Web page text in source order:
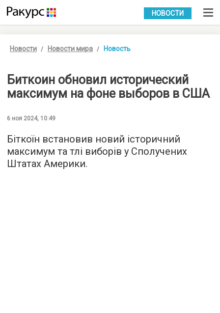
УКР РУС
НОВОСТИ
Новости Новости мира Новость
Биткоин обновил исторический
максимум на фоне выборов в США
6 ноя 2024, 10:49
Біткоїн встановив новий історичний
максимум та тлі виборів у Сполучених
Штатах Америки.